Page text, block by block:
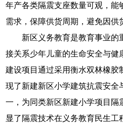
年产各类隔震支座数量可观，能
需求，保障供货周期，避免因供
新区义务教育是教育事业的
接关系少年儿童的生命安全与健
建设项目通过采用衡水双林橡胶
现了新建新区小学建筑抗震安全
一，为同类新区新建小学项目隔
显了隔震技术在义务教育民生工